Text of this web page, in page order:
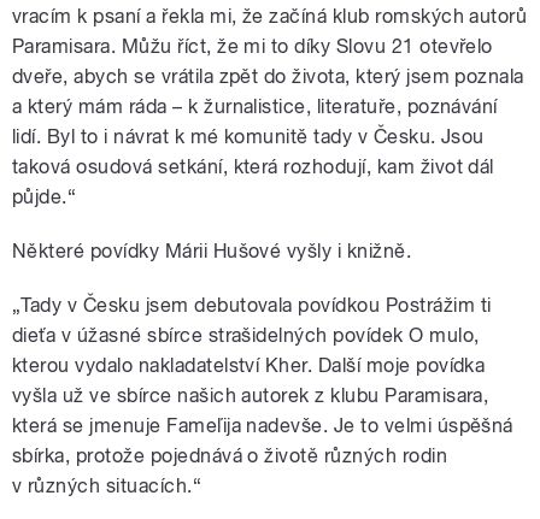
vracím k psaní a řekla mi, že začíná klub romských autorů
Paramisara. Můžu říct, že mi to díky Slovu 21 otevřelo
dveře, abych se vrátila zpět do života, který jsem poznala
a který mám ráda – k žurnalistice, literatuře, poznávání
lidí. Byl to i návrat k mé komunitě tady v Česku. Jsou
taková osudová setkání, která rozhodují, kam život dál
půjde.“
Některé povídky Márii Hušové vyšly i knižně.
„Tady v Česku jsem debutovala povídkou Postrážim ti
dieťa v úžasné sbírce strašidelných povídek O mulo,
kterou vydalo nakladatelství Kher. Další moje povídka
vyšla už ve sbírce našich autorek z klubu Paramisara,
která se jmenuje Fameľija nadevše. Je to velmi úspěšná
sbírka, protože pojednává o životě různých rodin
v různých situacích.“